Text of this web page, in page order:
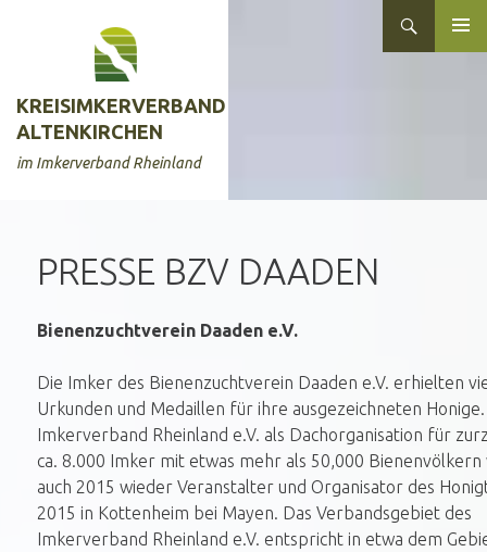
KREISIMKERVERBAND
ALTENKIRCHEN
im Imkerverband Rheinland
PRESSE BZV DAADEN
Bienenzuchtverein Daaden e.V.
Die Imker des Bienenzuchtverein Daaden e.V. erhielten
Urkunden und Medaillen für ihre ausgezeichneten
Imkerverband Rheinland e.V. als Dachorganisation für
ca. 8.000 Imker mit etwas mehr als 50,000 Bienenvölkern
auch 2015 wieder Veranstalter und Organisator des
2015 in Kottenheim bei Mayen. Das Verbandsgebiet des
Imkerverband Rheinland e.V. entspricht in etwa dem